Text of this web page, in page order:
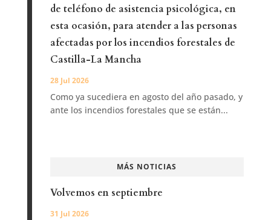
de teléfono de asistencia psicológica, en
esta ocasión, para atender a las personas
afectadas por los incendios forestales de
Castilla-La Mancha
28 Jul 2026
Como ya sucediera en agosto del año pasado, y
ante los incendios forestales que se están...
MÁS NOTICIAS
Volvemos en septiembre
31 Jul 2026